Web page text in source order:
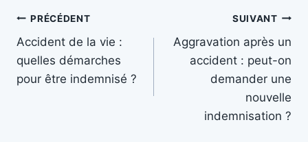
Navigation
de
l’article
PRÉCÉDENT
Accident de la vie :
quelles démarches
pour être indemnisé ?
SUIVANT
Aggravation après un
accident : peut-on
demander une
nouvelle
indemnisation ?